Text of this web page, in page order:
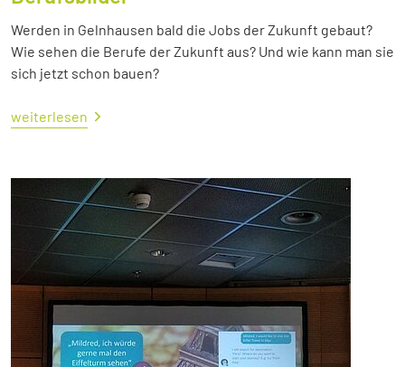
Werden in Gelnhausen bald die Jobs der Zukunft gebaut?
Wie sehen die Berufe der Zukunft aus? Und wie kann man sie
sich jetzt schon bauen?
weiterlesen